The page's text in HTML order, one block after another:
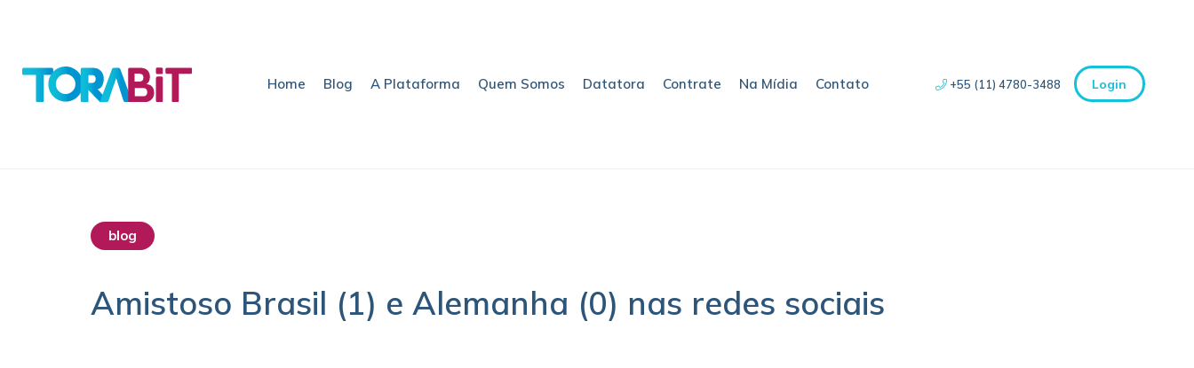
Home Blog A Plataforma Quem Somos Datatora Contrate Na Mídia Contato +55 (11) 4780-3488 Login
blog
Amistoso Brasil (1) e Alemanha (0) nas redes sociais